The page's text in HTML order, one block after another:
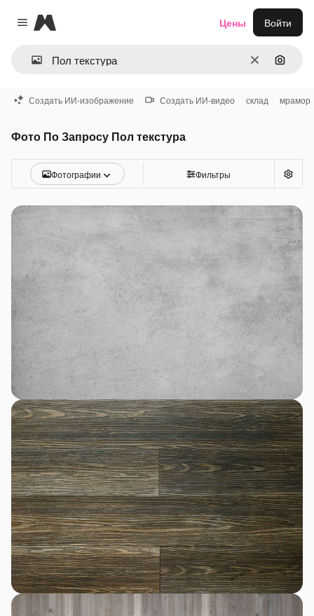
Close menu
Magnific
ОчиститьПоиск
Цены Войти
Создать ИИ-изображение Создать ИИ-видео склад мрамор
Фото По Запросу Пол текстура
Фотографии Фильтры